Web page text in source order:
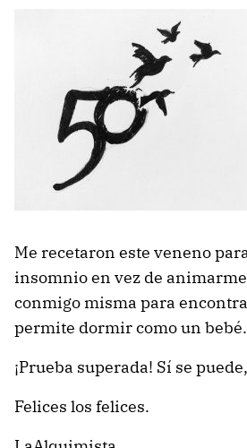
Me recetaron este veneno
insomnio en vez de
conmigo misma para
permite dormir como un bebé.
¡Prueba superada! Sí se
Felices los felices.